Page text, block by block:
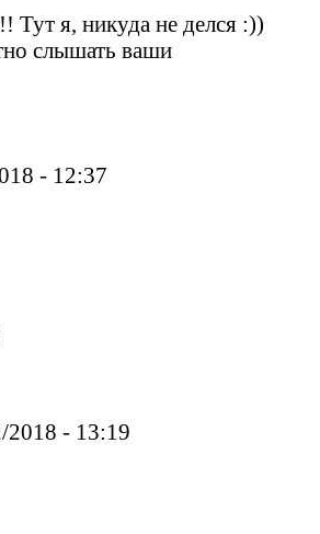
Тут я, никуда не делся :))
слышать ваши
- 12:37
2018 - 13:19